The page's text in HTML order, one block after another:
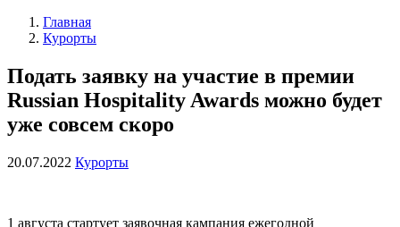
Главная
Курорты
Подать заявку на участие в премии
Russian Hospitality Awards можно будет
уже совсем скоро
20.07.2022 Курорты
1 августа стартует заявочная кампания ежегодной